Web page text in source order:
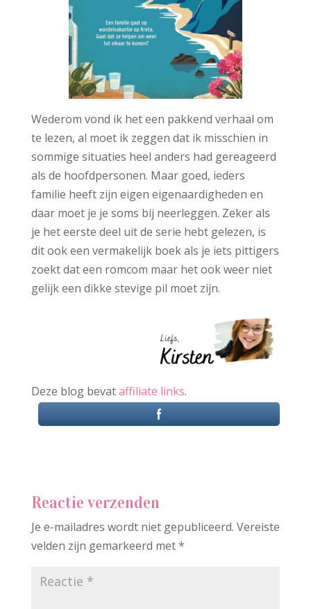
Wederom vond ik het een pakkend verhaal om
te lezen, al moet ik zeggen dat ik misschien in
sommige situaties heel anders had gereageerd
als de hoofdpersonen. Maar goed, ieders
familie heeft zijn eigen eigenaardigheden en
daar moet je je soms bij neerleggen. Zeker als
je het eerste deel uit de serie hebt gelezen, is
dit ook een vermakelijk boek als je iets pittigers
zoekt dat een romcom maar het ook weer niet
gelijk een dikke stevige pil moet zijn.
Deze blog bevataffiliate links.
Reactie verzenden
Je e-mailadres wordt niet gepubliceerd. Vereiste
velden zijn gemarkeerd met*